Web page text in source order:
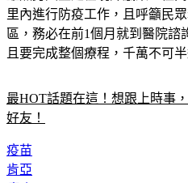
雖然男大生是在境外感染，但
里內進行防疫工作，且呼籲民
區，務必在前1個月就到醫院諮
最HOT話題在這！想跟上時事
疫苗